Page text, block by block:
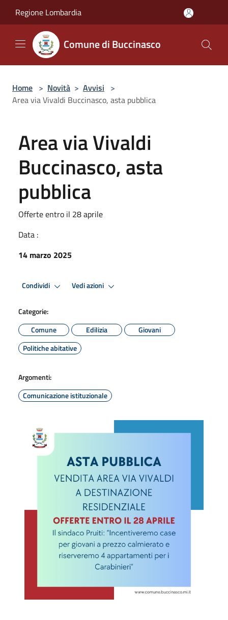
Regione Lombardia
Comune di Buccinasco
Home > Novità > Avvisi >
Area via Vivaldi Buccinasco, asta pubblica
Area via Vivaldi
Buccinasco, asta
pubblica
Offerte entro il 28 aprile
Data :
14 marzo 2025
Condividi Vedi azioni
Categorie:
Comune
Edilizia
Giovani
Politiche abitative
Argomenti:
Comunicazione istituzionale